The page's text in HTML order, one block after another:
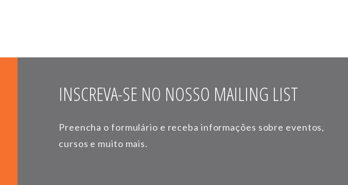
INSCREVA-SE NO NOSSO MAILING LIST
Preencha o formulário e receba informações sobre eventos,
cursos e muito mais.